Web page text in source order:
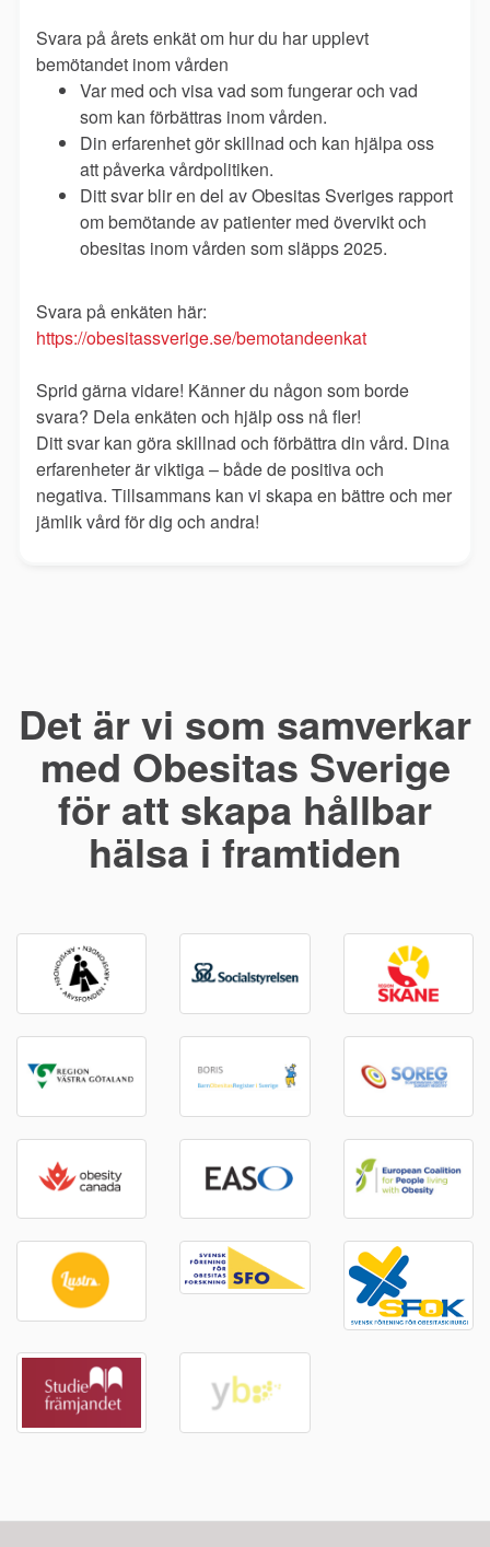
Svara på årets enkät om hur du har upplevt
bemötandet inom vården
Var med och visa vad som fungerar och vad
som kan förbättras inom vården.
Din erfarenhet gör skillnad och kan hjälpa oss
att påverka vårdpolitiken.
Ditt svar blir en del av Obesitas Sveriges rapport
om bemötande av patienter med övervikt och
obesitas inom vården som släpps 2025.
Svara på enkäten här:
https://obesitassverige.se/bemotandeenkat
Sprid gärna vidare! Känner du någon som borde
svara? Dela enkäten och hjälp oss nå fler!
Ditt svar kan göra skillnad och förbättra din vård. Dina
erfarenheter är viktiga – både de positiva och
negativa. Tillsammans kan vi skapa en bättre och mer
jämlik vård för dig och andra!
Det är vi som samverkar
med Obesitas Sverige
för att skapa hållbar
hälsa i framtiden